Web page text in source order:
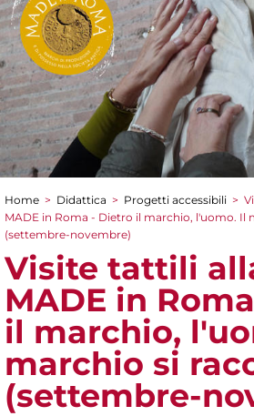
Tu sei qui
Home > Didattica > Progetti accessibili >
MADE in Roma - Dietro il marchio, l'uomo. Il
(settembre-novembre)
Visite tattili
MADE in
il marchio,
marchio si
(settembre-